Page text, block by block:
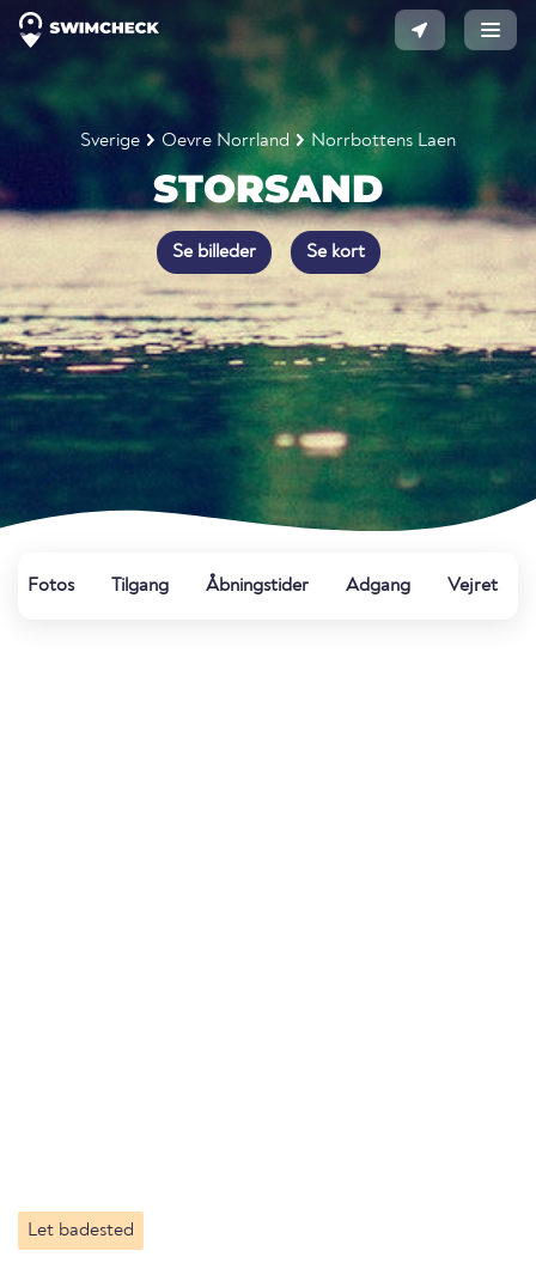
Sverige Oevre Norrland Norrbottens Laen
STORSAND
Se billeder Se kort
Fotos Tilgang Åbningstider Adgang Vejret
Let badested